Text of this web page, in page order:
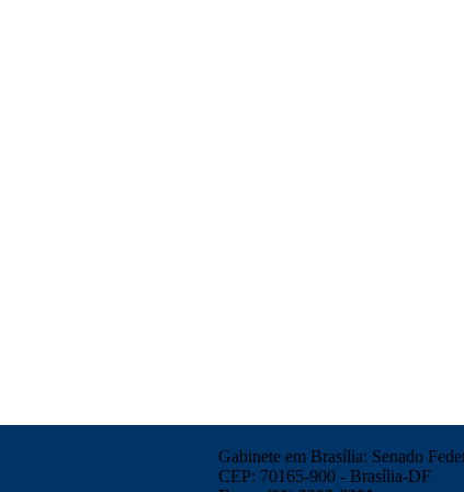
Gabinete em Brasília: Senado
CEP: 70165-900 - Brasília-DF